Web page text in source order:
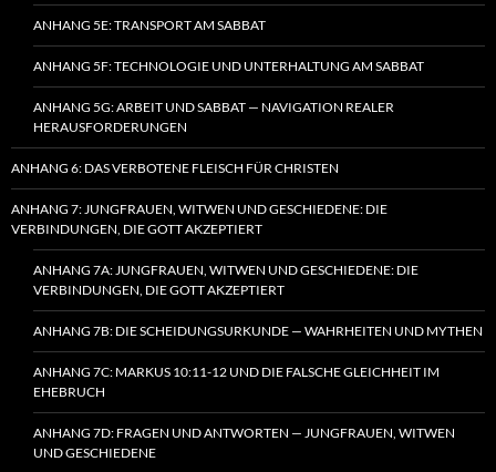
ANHANG 5E: TRANSPORT AM SABBAT
ANHANG 5F: TECHNOLOGIE UND UNTERHALTUNG AM SABBAT
ANHANG 5G: ARBEIT UND SABBAT — NAVIGATION REALER
HERAUSFORDERUNGEN
ANHANG 6: DAS VERBOTENE FLEISCH FÜR CHRISTEN
ANHANG 7: JUNGFRAUEN, WITWEN UND GESCHIEDENE: DIE
VERBINDUNGEN, DIE GOTT AKZEPTIERT
ANHANG 7A: JUNGFRAUEN, WITWEN UND GESCHIEDENE: DIE
VERBINDUNGEN, DIE GOTT AKZEPTIERT
ANHANG 7B: DIE SCHEIDUNGSURKUNDE — WAHRHEITEN UND MYTHEN
ANHANG 7C: MARKUS 10:11-12 UND DIE FALSCHE GLEICHHEIT IM
EHEBRUCH
ANHANG 7D: FRAGEN UND ANTWORTEN — JUNGFRAUEN, WITWEN
UND GESCHIEDENE